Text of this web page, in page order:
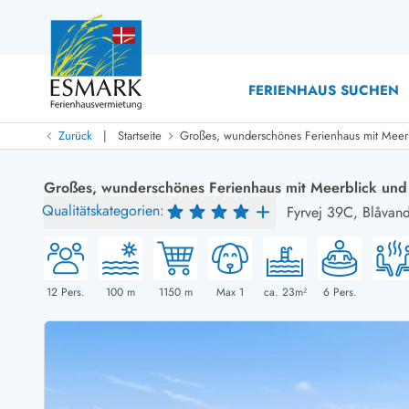
FERIENHAUS SUCHEN
Last Minute
Last Minute
Neu bei uns!
Neue Ferienhäuser bei ESMARKFerienhäuser mit Pool
Neurenovierte Ferienhäuser
Ferienhäuser mit Endreinigung inklusive
Ferienhäuser dicht am Strand
Ferienhäuser neu gebaut
Ferienhäuser Nicht-Raucher
Luxus
Zurück | Startseite Großes, wunderschönes Ferienhaus mit
Großes, wunderschönes Ferienhaus mit Meerblick
Qualitätskategorien:
Fyrvej 39C, Blåvand
12 Pers. 100 m 1150m Max 1 ca. 23m² 6Pers.